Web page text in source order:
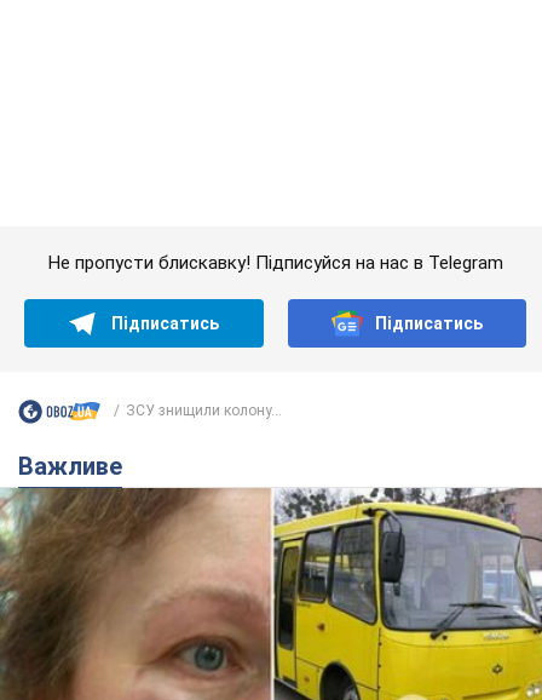
Не пропусти блискавку! Підписуйся на нас в Telegram
Підписатись Підписатись
ЗСУ знищили колону...
Важливе